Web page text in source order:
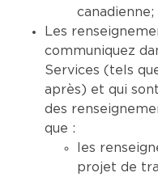
canadienne;
Les
communiquez
Services (tels
après) et qui
des
que :
les
projet de